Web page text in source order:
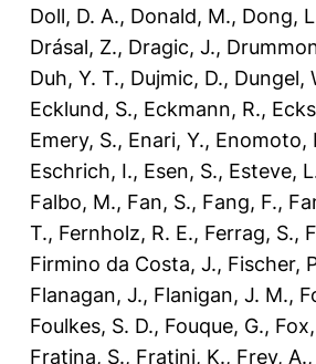
Doll, D. A., Donald, M., Dong,
Drásal, Z., Dragic, J.,
Duh, Y. T., Dujmic, D., Dungel,
Ecklund, S., Eckmann, R.,
Emery, S., Enari, Y., Enomoto,
Eschrich, I., Esen, S., Esteve,
Falbo, M., Fan, S., Fang, F.,
T., Fernholz, R. E., Ferrag, S.,
Firmino da Costa, J., Fischer,
Flanagan, J., Flanigan, J. M.,
Foulkes, S. D., Fouque, G.,
Fratina, S., Fratini, K., Frey, A.,